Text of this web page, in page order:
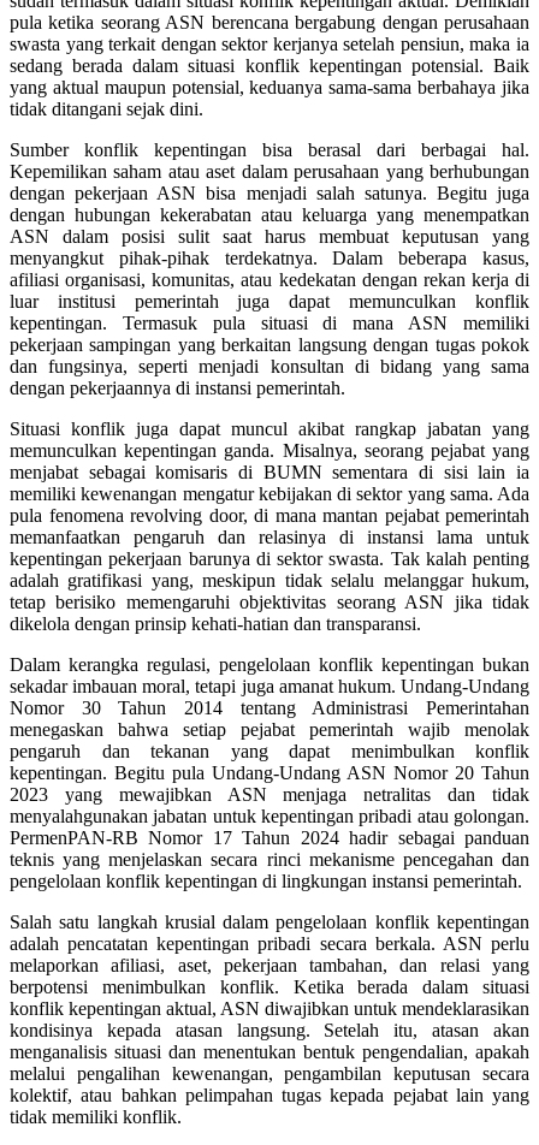
pula ketika seorang ASN berencana bergabung dengan perusahaan
swasta yang terkait dengan sektor kerjanya setelah pensiun, maka ia
sedang berada dalam situasi konflik kepentingan potensial. Baik
yang aktual maupun potensial, keduanya sama-sama berbahaya jika
tidak ditangani sejak dini.
Sumber konflik kepentingan bisa berasal dari berbagai hal.
Kepemilikan saham atau aset dalam perusahaan yang berhubungan
dengan pekerjaan ASN bisa menjadi salah satunya. Begitu juga
dengan hubungan kekerabatan atau keluarga yang menempatkan
ASN dalam posisi sulit saat harus membuat keputusan yang
menyangkut pihak-pihak terdekatnya. Dalam beberapa kasus,
afiliasi organisasi, komunitas, atau kedekatan dengan rekan kerja di
luar institusi pemerintah juga dapat memunculkan konflik
kepentingan. Termasuk pula situasi di mana ASN memiliki
pekerjaan sampingan yang berkaitan langsung dengan tugas pokok
dan fungsinya, seperti menjadi konsultan di bidang yang sama
dengan pekerjaannya di instansi pemerintah.
Situasi konflik juga dapat muncul akibat rangkap jabatan yang
memunculkan kepentingan ganda. Misalnya, seorang pejabat yang
menjabat sebagai komisaris di BUMN sementara di sisi lain ia
memiliki kewenangan mengatur kebijakan di sektor yang sama. Ada
pula fenomena revolving door, di mana mantan pejabat pemerintah
memanfaatkan pengaruh dan relasinya di instansi lama untuk
kepentingan pekerjaan barunya di sektor swasta. Tak kalah penting
adalah gratifikasi yang, meskipun tidak selalu melanggar hukum,
tetap berisiko memengaruhi objektivitas seorang ASN jika tidak
dikelola dengan prinsip kehati-hatian dan transparansi.
Dalam kerangka regulasi, pengelolaan konflik kepentingan bukan
sekadar imbauan moral, tetapi juga amanat hukum. Undang-Undang
Nomor 30 Tahun 2014 tentang Administrasi Pemerintahan
menegaskan bahwa setiap pejabat pemerintah wajib menolak
pengaruh dan tekanan yang dapat menimbulkan konflik
kepentingan. Begitu pula Undang-Undang ASN Nomor 20 Tahun
2023 yang mewajibkan ASN menjaga netralitas dan tidak
menyalahgunakan jabatan untuk kepentingan pribadi atau golongan.
PermenPAN-RB Nomor 17 Tahun 2024 hadir sebagai panduan
teknis yang menjelaskan secara rinci mekanisme pencegahan dan
pengelolaan konflik kepentingan di lingkungan instansi pemerintah.
Salah satu langkah krusial dalam pengelolaan konflik kepentingan
adalah pencatatan kepentingan pribadi secara berkala. ASN perlu
melaporkan afiliasi, aset, pekerjaan tambahan, dan relasi yang
berpotensi menimbulkan konflik. Ketika berada dalam situasi
konflik kepentingan aktual, ASN diwajibkan untuk mendeklarasikan
kondisinya kepada atasan langsung. Setelah itu, atasan akan
menganalisis situasi dan menentukan bentuk pengendalian, apakah
melalui pengalihan kewenangan, pengambilan keputusan secara
kolektif, atau bahkan pelimpahan tugas kepada pejabat lain yang
tidak memiliki konflik.